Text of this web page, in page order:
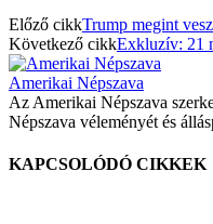
Előző cikkTrump megint
Következő cikkExkluzív: 21
Amerikai Népszava
Az Amerikai Népszava
Népszava véleményét és
KAPCSOLÓDÓ CIKKEK